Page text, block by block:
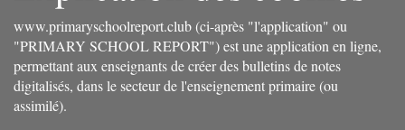
www.primaryschoolreport.club (ci-après "l'application" ou
"PRIMARY SCHOOL REPORT") est une application en ligne,
permettant aux enseignants de créer des bulletins de notes
digitalisés, dans le secteur de l'enseignement primaire (ou
assimilé).